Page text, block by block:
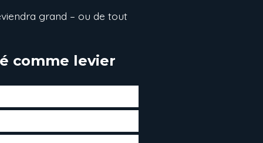
grand – ou de tout
comme levier